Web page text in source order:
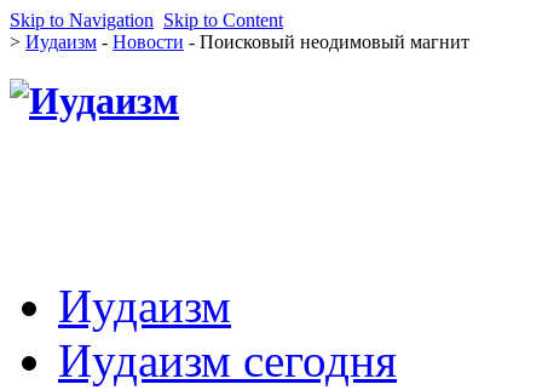
Skip to Navigation Skip to Content
> Иудаизм - Новости - Поисковый неодимовый магнит
Иудаизм
Иудаизм сегодня